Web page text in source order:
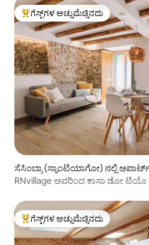
ಗೆಸ್ಟ್‌ಗಳಿಗೆ ಅತಿ ಹೆಚ್ಚು ಅಚ್ಚುಮೆಚ್ಚಿನದು
ಗೆಸ್ಟ್‌ಗಳ ಅಚ್ಚುಮೆಚ್ಚಿನದು
ಸೆಸಿಂಬ್ರಾ (ಸ್ಯಾಂಟಿಯಾಗೋ) ನಲ್ಲಿ
RNvillage ಅವರಿಂದ ಕಾಸಾ ಡೋ ಟಿಯೊ
ಗೆಸ್ಟ್‌ಗಳಿಗೆ ಅತಿ ಹೆಚ್ಚು ಅಚ್ಚುಮೆಚ್ಚಿನದು
ಗೆಸ್ಟ್‌ಗಳ ಅಚ್ಚುಮೆಚ್ಚಿನದು